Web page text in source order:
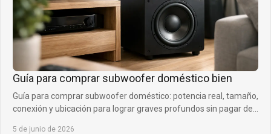
Guía para comprar subwoofer doméstico bien
Guía para comprar subwoofer doméstico: potencia real, tamaño,
conexión y ubicación para lograr graves profundos sin pagar de
5 de junio de 2026